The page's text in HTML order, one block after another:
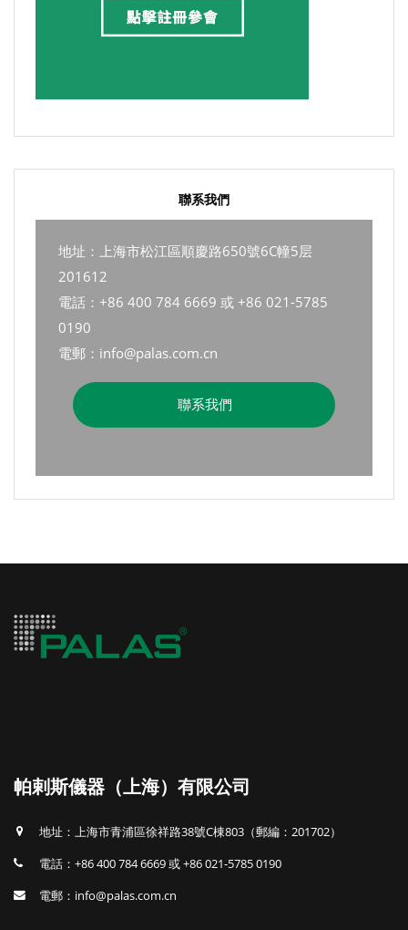
聯系我們
地址：上海市松江區順慶路650號6C幢5层
201612
電話：+86 400 784 6669 或 +86 021-5785
0190
電郵：info@palas.com.cn
聯系我們
帕剌斯儀器（上海）有限公司
地址：上海市青浦區徐祥路38號C棟803（郵編：201702）
電話：+86 400 784 6669 或 +86 021-5785 0190
電郵：info@palas.com.cn